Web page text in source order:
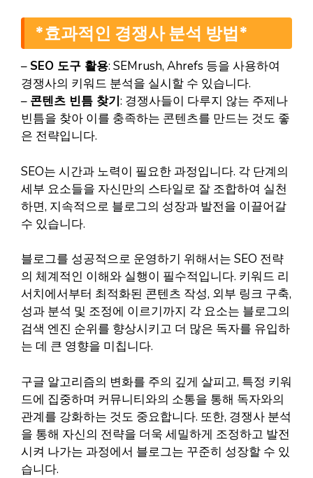
*효과적인 경쟁사 분석 방법*
– SEO 도구 활용: SEMrush, Ahrefs 등을 사용하여
경쟁사의 키워드 분석을 실시할 수 있습니다.
– 콘텐츠 빈틈 찾기: 경쟁사들이 다루지 않는 주제나
빈틈을 찾아 이를 충족하는 콘텐츠를 만드는 것도 좋
은 전략입니다.
SEO는 시간과 노력이 필요한 과정입니다. 각 단계의
세부 요소들을 자신만의 스타일로 잘 조합하여 실천
하면, 지속적으로 블로그의 성장과 발전을 이끌어갈
수 있습니다.
블로그를 성공적으로 운영하기 위해서는 SEO 전략
의 체계적인 이해와 실행이 필수적입니다. 키워드 리
서치에서부터 최적화된 콘텐츠 작성, 외부 링크 구축,
성과 분석 및 조정에 이르기까지 각 요소는 블로그의
검색 엔진 순위를 향상시키고 더 많은 독자를 유입하
는 데 큰 영향을 미칩니다.
구글 알고리즘의 변화를 주의 깊게 살피고, 특정 키워
드에 집중하며 커뮤니티와의 소통을 통해 독자와의
관계를 강화하는 것도 중요합니다. 또한, 경쟁사 분석
을 통해 자신의 전략을 더욱 세밀하게 조정하고 발전
시켜 나가는 과정에서 블로그는 꾸준히 성장할 수 있
습니다.